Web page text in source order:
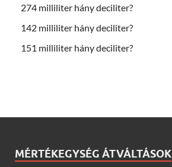
274 milliliter hány deciliter?
142 milliliter hány deciliter?
151 milliliter hány deciliter?
MÉRTÉKEGYSÉG ÁTVÁLTÁSOK